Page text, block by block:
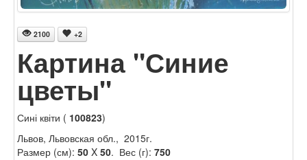
2100 +2
Картина "Синие
цветы"
Сині квіти ( 100823)
Львов, Львовская обл., 2015г.
Размер (см): 50 X 50. Вес (г): 750